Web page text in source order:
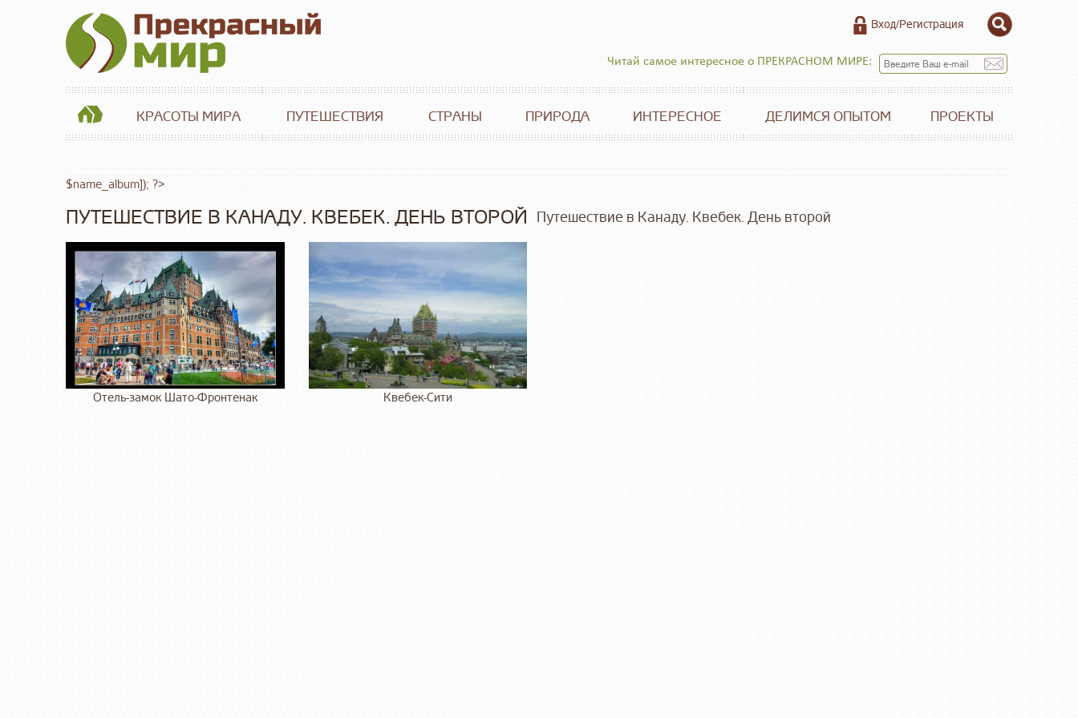
Вход/Регистрация
Читай самое интересное о ПРЕКРАСНОМ МИРЕ:
КРАСОТЫ МИРА ПУТЕШЕСТВИЯ СТРАНЫ ПРИРОДА ИНТЕРЕСНОЕ ДЕЛИМСЯ ОПЫТОМ ПРОЕКТЫ
$name_album]); ?>
ПУТЕШЕСТВИЕ В КАНАДУ. КВЕБЕК. ДЕНЬ ВТОРОЙ Путешествие в Канаду. Квебек. День второй
Отель-замок Шато-Фронтенак Квебек-Сити